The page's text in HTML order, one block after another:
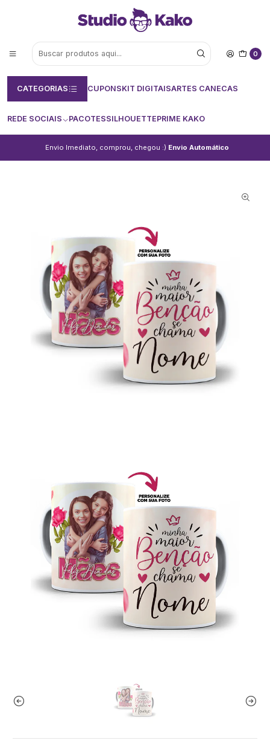
0
CATEGORIAS CUPONSKIT DIGITAISARTES CANECAS
REDE SOCIAIS PACOTESSILHOUETTEPRIME KAKO
Envio Imediato, comprou, chegou :) Envio Automático